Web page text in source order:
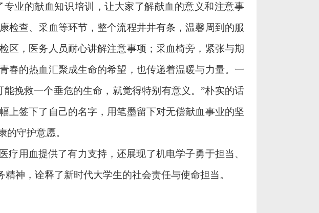
业的献血知识培训，让大家了解献血的意义和注意事
检查、采血等环节，整个流程井井有条，温馨周到的服
区，医务人员耐心讲解注意事项；采血椅旁，紧张与期
春的热血汇聚成生命的希望，也传递着温暖与力量。一
挽救一个垂危的生命，就觉得特别有意义。”朴实的话
上签下了自己的名字，用笔墨留下对无偿献血事业的坚
守护意愿。
用血提供了有力支持，还展现了机电学子勇于担当、
神，诠释了新时代大学生的社会责任与使命担当。